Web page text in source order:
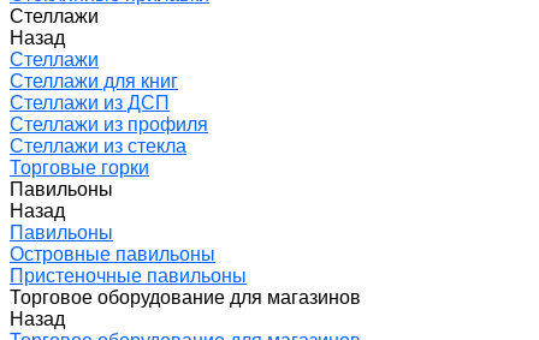
Стеллажи
Назад
Стеллажи
Стеллажи для книг
Стеллажи из ДСП
Стеллажи из профиля
Стеллажи из стекла
Торговые горки
Павильоны
Назад
Павильоны
Островные павильоны
Пристеночные павильоны
Торговое оборудование для магазинов
Назад